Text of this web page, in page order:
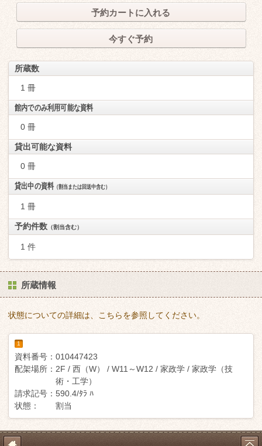
予約カートに入れる
今すぐ予約
所蔵数
1 冊
館内でのみ利用可能な資料
0 冊
貸出可能な資料
0 冊
貸出中の資料（割当または回送中含む）
1 冊
予約件数 （割当含む）
1 件
所蔵情報
状態についての詳細は、こちらを参照してください。
1
資料番号： 010447423
配架場所： 2F / 西（W） / W11～W12 / 家政学 / 家政学（技
術・工学）
請求記号： 590.4/ﾀﾗ ﾊ
状態：
割当